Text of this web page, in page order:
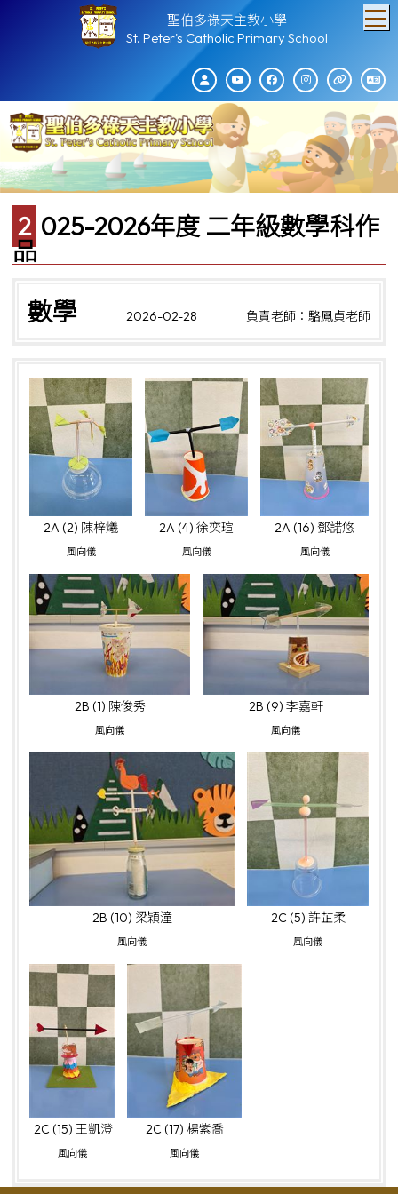
聖伯多祿天主教小學
St. Peter's Catholic Primary School
2025-2026年度 二年級數學科作
品
數學
2026-02-28 負責老師：駱鳳貞老師
2A (2) 陳梓爔
風向儀
2A (4) 徐奕瑄
風向儀
2A (16) 鄧諾悠
風向儀
2B (1) 陳俊秀
風向儀
2B (9) 李嘉軒
風向儀
2B (10) 梁穎潼
風向儀
2C (5) 許芷柔
風向儀
2C (15) 王凱澄
風向儀
2C (17) 楊紫喬
風向儀